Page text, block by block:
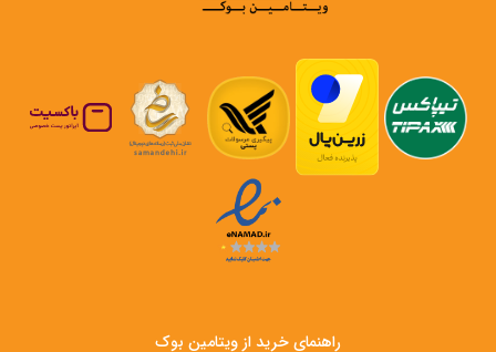
راهنمای خرید از ویتامین بوک